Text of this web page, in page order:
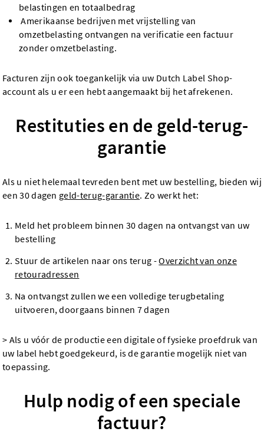
belastingen en totaalbedrag
Amerikaanse bedrijven met vrijstelling van
omzetbelasting ontvangen na verificatie een factuur
zonder omzetbelasting.
Facturen zijn ook toegankelijk via uw Dutch Label Shop-
account als u er een hebt aangemaakt bij het afrekenen.
Restituties en de geld-terug-
garantie
Als u niet helemaal tevreden bent met uw bestelling, bieden wij
een 30 dagen geld-terug-garantie. Zo werkt het:
Meld het probleem binnen 30 dagen na ontvangst van uw
bestelling
Stuur de artikelen naar ons terug -Overzicht van onze
retouradressen
Na ontvangst zullen we een volledige terugbetaling
uitvoeren, doorgaans binnen 7 dagen
> Als u vóór de productie een digitale of fysieke proefdruk van
uw label hebt goedgekeurd, is de garantie mogelijk niet van
toepassing.
Hulp nodig of een speciale
factuur?